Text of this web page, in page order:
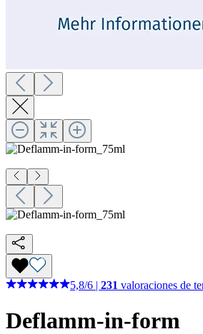
5,8/6 231 valoraciones de
Deflamm-in-form